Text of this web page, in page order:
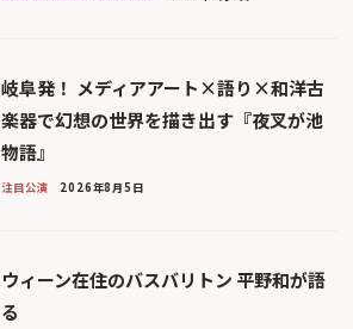
岐阜発！ メディアアート×語り×和洋古
楽器で幻想の世界を描き出す『夜叉が池
物語』
注目公演 2026年8月5日
ウィーン在住のバスバリトン 平野和が語
る